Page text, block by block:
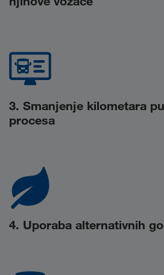
3. Smanjenje kilometara
procesa
4. Uporaba alternativnih